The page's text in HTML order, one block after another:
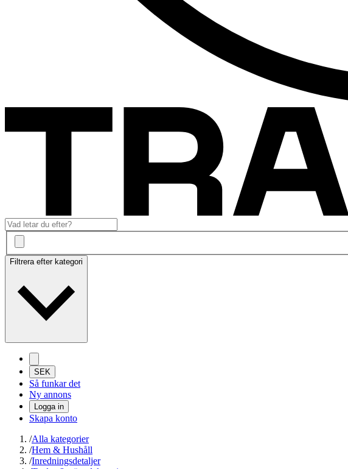
Filtrera efter kategori
SEK
Så funkar det
Ny annons
Logga in
Skapa konto
/Alla kategorier
/Hem & Hushåll
/Inredningsdetaljer